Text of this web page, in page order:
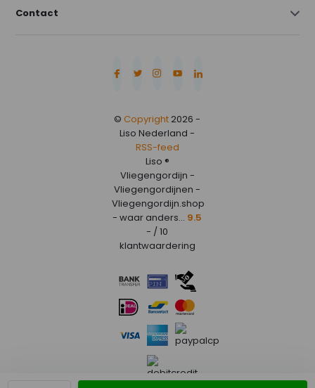
Contact
© Copyright 2026 -
Liso Nederland -
RSS-feed
Liso ®
Vliegengordijn -
Vliegengordijnen -
Vliegengordijn.shop
- waar anders... 9.5
- / 10
klantwaardering